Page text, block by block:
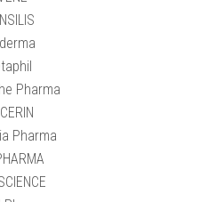
Pharma
Pharma